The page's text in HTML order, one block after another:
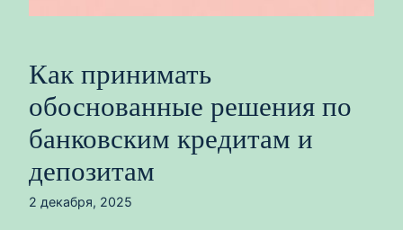
Как принимать
обоснованные решения по
банковским кредитам и
депозитам
2 декабря, 2025